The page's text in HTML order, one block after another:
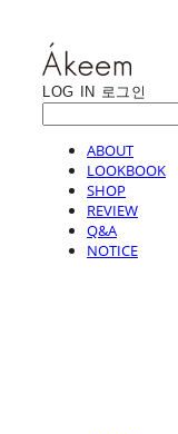
LOG IN 로그인
ABOUT
LOOKBOOK
SHOP
REVIEW
Q&A
NOTICE